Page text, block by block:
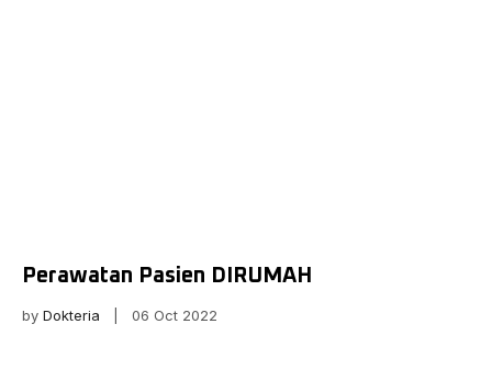
Perawatan Pasien DIRUMAH
by Dokteria | 06 Oct 2022